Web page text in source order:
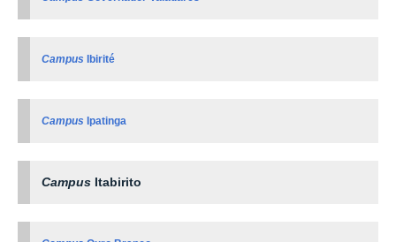
Campus Ibirité
Campus Ipatinga
Campus Itabirito